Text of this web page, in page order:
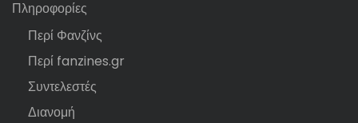
Πληροφορίες
Περί Φανζίνς
Περί fanzines.gr
Συντελεστές
Διανομή